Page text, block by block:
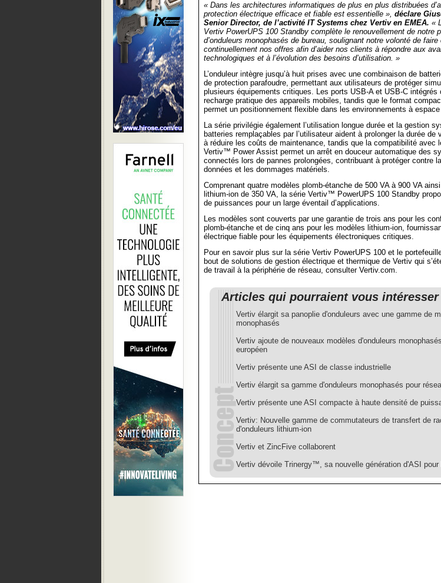
« Dans les architectures informatiques de plus en plus distribuées
protection électrique efficace et fiable est essentielle », déclare
Senior Director, de l’activité IT Systems chez Vertiv en EMEA. «
Vertiv PowerUPS 100 Standby complète le renouvellement de notre
d’onduleurs monophasés de bureau, soulignant notre volonté de faire
continuellement nos offres afin d’aider nos clients à répondre aux
technologiques et à l’évolution des besoins d’utilisation. »
L’onduleur intègre jusqu’à huit prises avec une combinaison de
de protection parafoudre, permettant aux utilisateurs de protéger
plusieurs équipements critiques. Les ports USB-A et USB-C intégrés
recharge pratique des appareils mobiles, tandis que le format
permet un positionnement flexible dans les environnements à
La série privilégie également l’utilisation longue durée et la gestion
batteries remplaçables par l’utilisateur aident à prolonger la durée de
à réduire les coûts de maintenance, tandis que la compatibilité avec
Vertiv™ Power Assist permet un arrêt en douceur automatique des
connectés lors de pannes prolongées, contribuant à protéger contre
données et les dommages matériels.
Comprenant quatre modèles plomb-étanche de 500 VA à 900 VA ainsi
lithium-ion de 350 VA, la série Vertiv™ PowerUPS 100 Standby
de puissances pour un large éventail d’applications.
Les modèles sont couverts par une garantie de trois ans pour les
plomb-étanche et de cinq ans pour les modèles lithium-ion,
électrique fiable pour les équipements électroniques critiques.
Pour en savoir plus sur la série Vertiv PowerUPS 100 et le
bout de solutions de gestion électrique et thermique de Vertiv qui
de travail à la périphérie de réseau, consulter Vertiv.com.
Articles qui pourraient vous intéresser
Vertiv élargit sa panoplie d'onduleurs avec une gamme de
monophasés
Vertiv ajoute de nouveaux modèles d'onduleurs
européen
Vertiv présente une ASI de classe industrielle
Vertiv élargit sa gamme d'onduleurs monophasés pour
Vertiv présente une ASI compacte à haute densité de
Vertiv: Nouvelle gamme de commutateurs de transfert de
d'onduleurs lithium-ion
Vertiv et ZincFive collaborent
Vertiv dévoile Trinergy™, sa nouvelle génération d'ASI